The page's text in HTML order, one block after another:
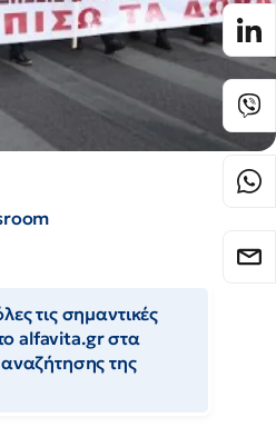
τις σημαντικές
alfavita.gr στα
της